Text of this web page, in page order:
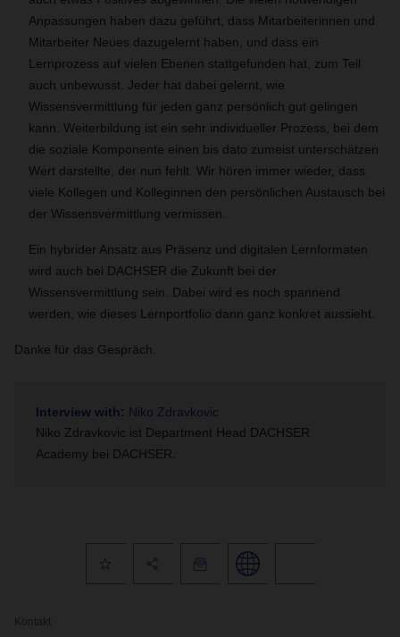
Anpassungen haben dazu geführt, dass Mitarbeiterinnen und
Mitarbeiter Neues dazugelernt haben, und dass ein
Lernprozess auf vielen Ebenen stattgefunden hat, zum Teil
auch unbewusst. Jeder hat dabei gelernt, wie
Wissensvermittlung für jeden ganz persönlich gut gelingen
kann. Weiterbildung ist ein sehr individueller Prozess, bei dem
die soziale Komponente einen bis dato zumeist unterschätzen
Wert darstellte, der nun fehlt. Wir hören immer wieder, dass
viele Kollegen und Kolleginnen den persönlichen Austausch bei
der Wissensvermittlung vermissen.
Ein hybrider Ansatz aus Präsenz und digitalen Lernformaten
wird auch bei DACHSER die Zukunft bei der
Wissensvermittlung sein. Dabei wird es noch spannend
werden, wie dieses Lernportfolio dann ganz konkret aussieht.
Danke für das Gespräch.
Interview with: Niko Zdravkovic
Niko Zdravkovic ist Department Head DACHSER
Academy bei DACHSER.
Kontakt